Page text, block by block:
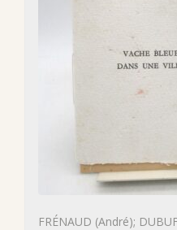
FRÉNAUD (André);